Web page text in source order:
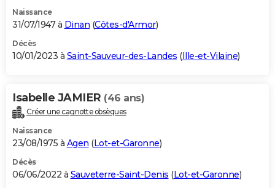
Naissance
31/07/1947 à Dinan (Côtes-d'Armor)
Décès
10/01/2023 à Saint-Sauveur-des-Landes (Ille-et-Vilaine)
Isabelle JAMIER (46 ans)
Créer une cagnotte obsèques
Naissance
23/08/1975 à Agen (Lot-et-Garonne)
Décès
06/06/2022 à Sauveterre-Saint-Denis (Lot-et-Garonne)